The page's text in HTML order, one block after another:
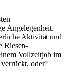
Angelegenheit.
Aktivität und
Riesen-
Vollzeitjob im
oder?